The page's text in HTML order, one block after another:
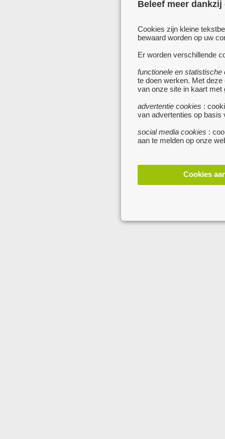
Beleef meer
Cookies zijn kleine
bewaard worden op uw
Er worden verschillende
functionele en statistische
te doen werken. Met
van onze site in kaart met
advertentie cookies :
van advertenties op basis
social media cookies :
aan te melden op onze
Cookies